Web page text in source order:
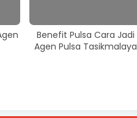
Benefit Pulsa Cara Jadi
Agen Pulsa Tasikmalaya